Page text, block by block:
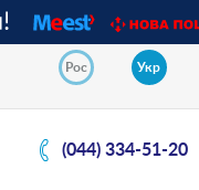
Рос Укр
(044) 334-51-20